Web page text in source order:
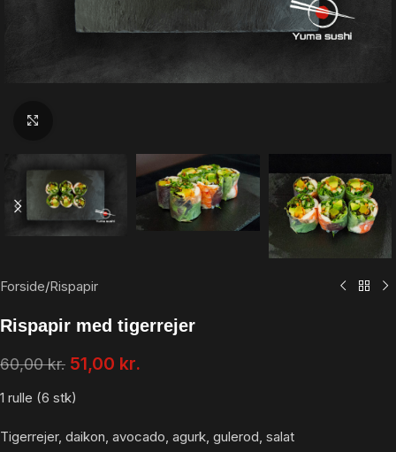
Forside/Rispapir
Rispapir med tigerrejer
60,00kr. 51,00 kr.
1 rulle (6 stk)
Tigerrejer, daikon, avocado, agurk, gulerod, salat